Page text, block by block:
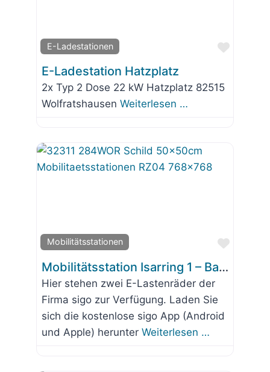
E-Ladestationen
Favorit
E-Ladestation Hatzplatz
2x Typ 2 Dose 22 kW Hatzplatz 82515
Wolfratshausen Weiterlesen …
Mobilitätsstationen
Favorit
Mobilitätsstation Isarring 1 – Baugenossenschaft Wolfratshausen
Hier stehen zwei E-Lastenräder der
Firma sigo zur Verfügung. Laden Sie
sich die kostenlose sigo App (Android
und Apple) herunter Weiterlesen …